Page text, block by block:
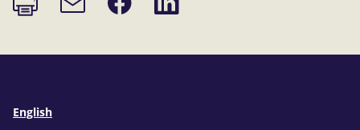
página de en en
English